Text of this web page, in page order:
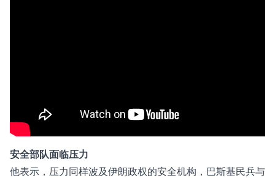
安全部队面临压力
他表示，压力同样波及伊朗政权的安全机构，巴斯基民兵与